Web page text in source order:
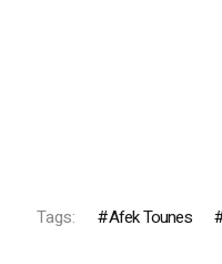
Tags: Afek Tounes